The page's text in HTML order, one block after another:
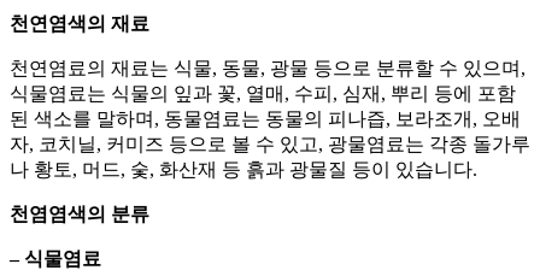
천연염색의 재료
천연염료의 재료는 식물, 동물, 광물 등으로 분류할 수 있으며,
식물염료는 식물의 잎과 꽃, 열매, 수피, 심재, 뿌리 등에 포함
된 색소를 말하며, 동물염료는 동물의 피나즙, 보라조개, 오배
자, 코치닐, 커미즈 등으로 볼 수 있고, 광물염료는 각종 돌가루
나 황토, 머드, 숯, 화산재 등 흙과 광물질 등이 있습니다.
천염염색의 분류
– 식물염료